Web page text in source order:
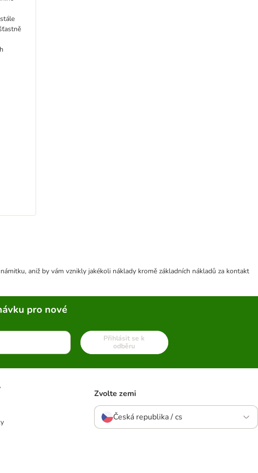
aniž by vám vznikly jakékoli náklady kromě základních nákladů za kontakt
pro nové
Přihlásit se k
odběru
Zvolte zemi
Česká republika / cs